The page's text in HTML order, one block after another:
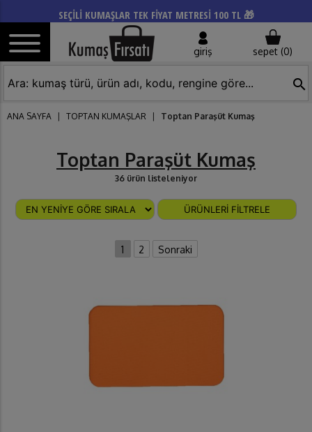
SEÇİLİ KUMAŞLAR TEK FİYAT METRESİ 100 TL 🎁
giriş sepet (0)
search
ANA SAYFA TOPTAN KUMAŞLAR Toptan Paraşüt Kumaş
Toptan Paraşüt Kumaş
36 ürün listeleniyor
ÜRÜNLERİ FİLTRELE
1 2 Sonraki